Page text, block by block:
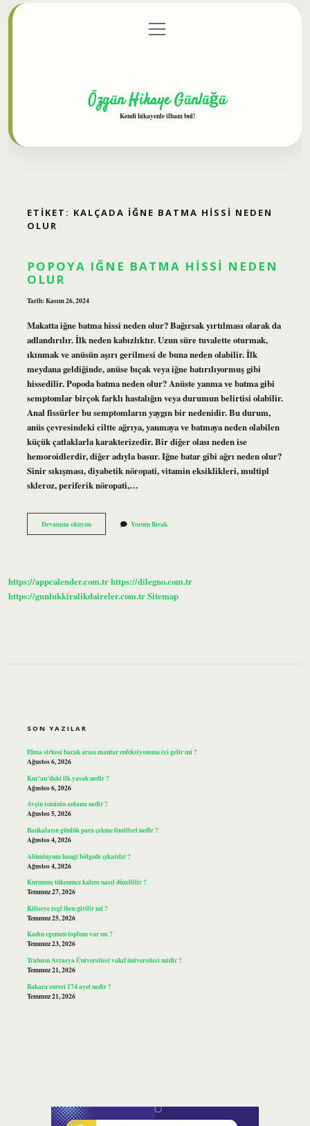
Gizlilik Politikası
menüyü
aç
Özgün Hikaye Günlüğü
Kendi hikayenle ilham bul!
ETIKET: KALÇADA IĞNE BATMA HISSI NEDEN
OLUR
POPOYA IĞNE BATMA HISSI NEDEN
OLUR
Tarih: Kasım 26, 2024
Makatta iğne batma hissi neden olur? Bağırsak yırtılması olarak da
adlandırılır. İlk neden kabızlıktır. Uzun süre tuvalette oturmak,
ıkınmak ve anüsün aşırı gerilmesi de buna neden olabilir. İlk
meydana geldiğinde, anüse bıçak veya iğne batırılıyormuş gibi
hissedilir. Popoda batma neden olur? Anüste yanma ve batma gibi
semptomlar birçok farklı hastalığın veya durumun belirtisi olabilir.
Anal fissürler bu semptomların yaygın bir nedenidir. Bu durum,
anüs çevresindeki ciltte ağrıya, yanmaya ve batmaya neden olabilen
küçük çatlaklarla karakterizedir. Bir diğer olası neden ise
hemoroidlerdir, diğer adıyla basur. Iğne batar gibi ağrı neden olur?
Sinir sıkışması, diyabetik nöropati, vitamin eksiklikleri, multipl
skleroz, periferik nöropati,…
Devamını okuyunPopoya
Iğne
Yorum Bırak
https://appcalender.com.trhttps://dilegno.com.tr
https://gunlukkiralikdaireler.com.trSitemap
SON YAZILAR
Elma sirkesi bacak arası mantar enfeksiyonuna iyi gelir mi ?
Ağustos 6, 2026
Kur’an’daki ilk yasak nedir ?
Ağustos 6, 2026
Avşin isminin anlamı nedir ?
Ağustos 5, 2026
Bankaların günlük para çekme limitleri nedir ?
Ağustos 4, 2026
Alüminyum hangi bölgede çıkarılır ?
Ağustos 4, 2026
Kurumuş tükenmez kalem nasıl düzeltilir ?
Temmuz 27, 2026
Kiliseye regl iken girilir mi ?
Temmuz 25, 2026
Kadın egemen toplum var mı ?
Temmuz 23, 2026
Trabzon Avrasya Üniversitesi vakıf üniversitesi midir ?
Temmuz 21, 2026
Bakara suresi 174 ayet nedir ?
Temmuz 21, 2026